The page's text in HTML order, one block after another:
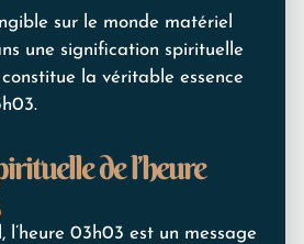
sur le monde matériel
une signification spirituelle
la véritable essence
de l’heure
l’heure 03h03 est un message